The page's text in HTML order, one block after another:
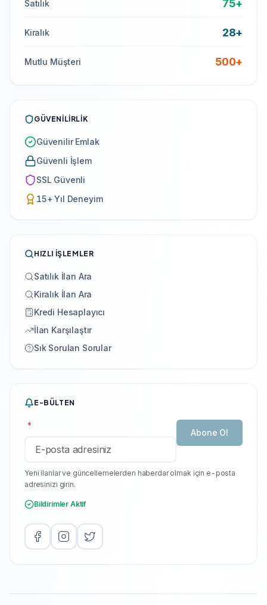
Satılık 75+
Kiralık 28+
Mutlu Müşteri 500+
GÜVENILIRLIK
Güvenilir Emlak
Güvenli İşlem
SSL Güvenli
15+ Yıl Deneyim
HIZLI İŞLEMLER
Satılık İlan Ara
Kiralık İlan Ara
Kredi Hesaplayıcı
İlan Karşılaştır
Sık Sorulan Sorular
E-BÜLTEN
*
Abone Ol
Yeni ilanlar ve güncellemelerden haberdar olmak için e-posta
adresinizi girin.
Bildirimler Aktif